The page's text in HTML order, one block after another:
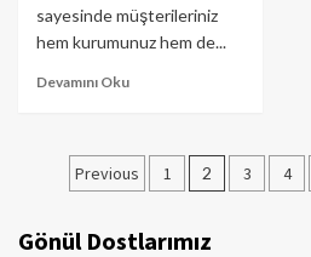
sayesinde müşterileriniz
hem kurumunuz hem de...
Devamını Oku
Yazı
Previous 1 2 3 4
Gönül Dostlarımız